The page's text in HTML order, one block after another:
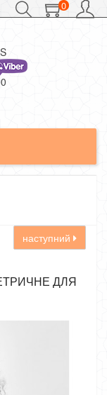
0
наступний
ДЛЯ